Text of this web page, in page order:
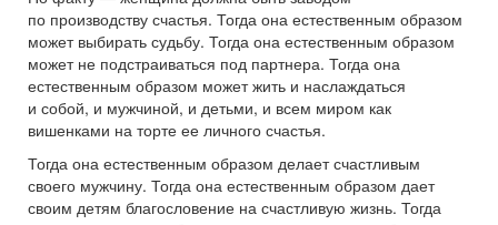
по производству счастья. Тогда она естественным образом
может выбирать судьбу. Тогда она естественным образом
может не подстраиваться под партнера. Тогда она
естественным образом может жить и наслаждаться
и собой, и мужчиной, и детьми, и всем миром как
вишенками на торте ее личного счастья.
Тогда она естественным образом делает счастливым
своего мужчину. Тогда она естественным образом дает
своим детям благословение на счастливую жизнь. Тогда